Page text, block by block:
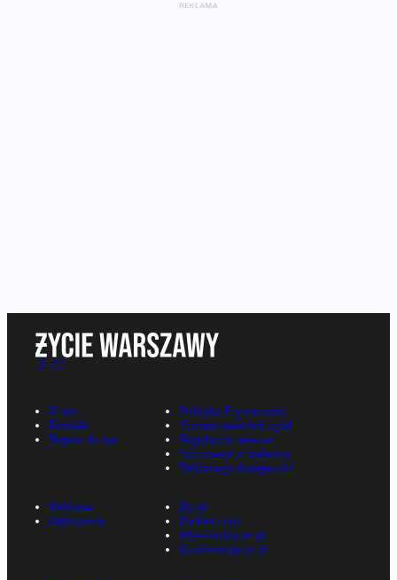
O nas
Kontakt
Napisz do nas
Polityka Prywatności
Zmiana ustawień zgód
Regulamin serwisu
Informacje o nadawcy
Deklaracja dostępności
Reklama
Ogłoszenia
Rp.pl
Parkiet.com
Wiescirolnicze.pl
Konferencje.rp.pl